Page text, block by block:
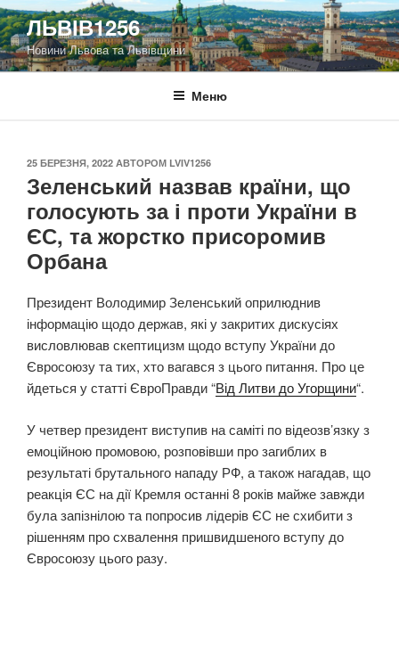
Перейти
до
вмісту
ЛЬВІВ1256
Новини Львова та Львівщини
Меню
ОПУБЛІКОВАНО
25 БЕРЕЗНЯ, 2022 АВТОРОМ LVIV1256
Зеленський назвав країни, що
голосують за і проти України в
ЄС, та жорстко присоромив
Орбана
Президент Володимир Зеленський оприлюднив
інформацію щодо держав, які у закритих дискусіях
висловлював скептицизм щодо вступу України до
Євросоюзу та тих, хто вагався з цього питання. Про це
йдеться у статті ЄвроПравди “Від Литви до Угорщини“.
У четвер президент виступив на саміті по відеозв’язку з
емоційною промовою, розповівши про загиблих в
результаті брутального нападу РФ, а також нагадав, що
реакція ЄС на дії Кремля останні 8 років майже завжди
була запізнілою та попросив лідерів ЄС не схибити з
рішенням про схвалення пришвидшеного вступу до
Євросоюзу цього разу.